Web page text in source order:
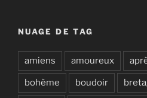
NUAGE DE TAG
amiens amoureux
bohème boudoir